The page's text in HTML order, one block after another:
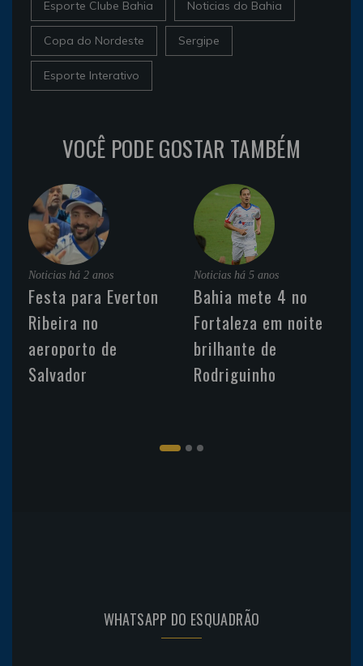
Esporte Clube Bahia Noticias do Bahia
Copa do Nordeste Sergipe
Esporte Interativo
VOCÊ PODE GOSTAR TAMBÉM
Noticias há 2 anos
Festa para Everton
Ribeira no
aeroporto de
Salvador
Noticias há 5 anos
Bahia mete 4 no
Fortaleza em noite
brilhante de
Rodriguinho
WHATSAPP DO ESQUADRÃO